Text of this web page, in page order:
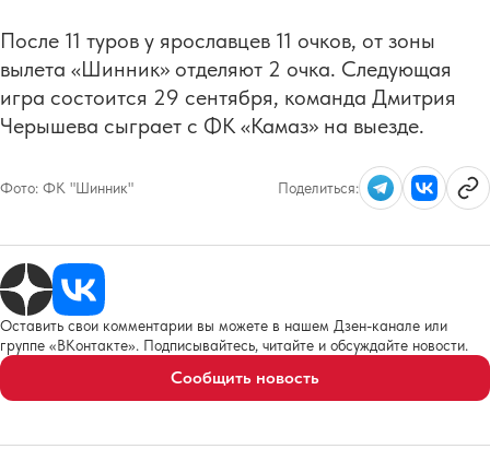
После 11 туров у ярославцев 11 очков, от зоны
вылета «Шинник» отделяют 2 очка. Следующая
игра состоится 29 сентября, команда Дмитрия
Черышева сыграет с ФК «Камаз» на выезде.
Фото: ФК "Шинник" Поделиться:
Оставить свои комментарии вы можете в нашем Дзен-канале или
группе «ВКонтакте». Подписывайтесь, читайте и обсуждайте новости.
Сообщить новость